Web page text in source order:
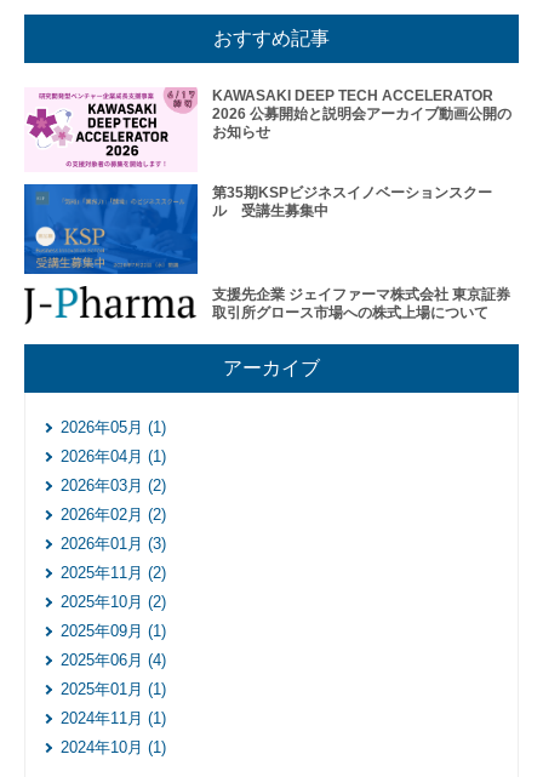
ネス
ベー
ンス
クー
アク
レー
ショ
ンプ
ログ
の
ハ
ン
オ
ン
支
援
再
生・
医療
産業
化支
おすすめ記事
KAWASAKI DEEP TECH ACCELERATOR
2026 公募開始と説明会アーカイブ動画公開の
お知らせ
第35期KSPビジネスイノベーションスクー
ル 受講生募集中
支援先企業 ジェイファーマ株式会社 東京証券
取引所グロース市場への株式上場について
アーカイブ
2026年05月 (1)
2026年04月 (1)
2026年03月 (2)
2026年02月 (2)
2026年01月 (3)
2025年11月 (2)
2025年10月 (2)
2025年09月 (1)
2025年06月 (4)
2025年01月 (1)
2024年11月 (1)
2024年10月 (1)